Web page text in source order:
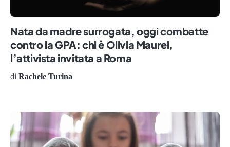
Nata da madre surrogata, oggi combatte
contro la GPA: chi è Olivia Maurel,
l’attivista invitata a Roma
di Rachele Turina